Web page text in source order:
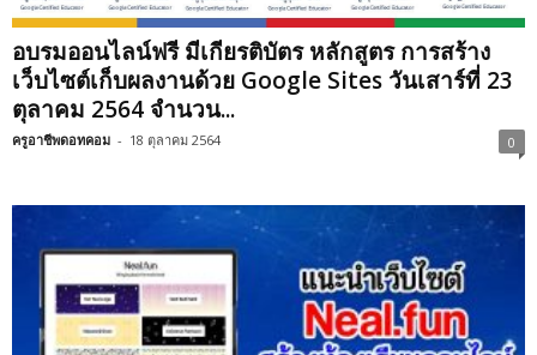
อบรมออนไลน์ฟรี มีเกียรติบัตร หลักสูตร การสร้าง
เว็บไซต์เก็บผลงานด้วย Google Sites วันเสาร์ที่ 23
ตุลาคม 2564 จำนวน...
ครูอาชีพดอทคอม - 18 ตุลาคม 2564 0